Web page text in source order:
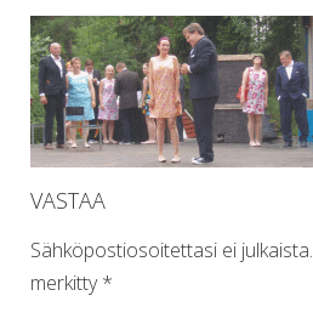
VASTAA
Sähköpostiosoitettasi ei julkaista.
merkitty*